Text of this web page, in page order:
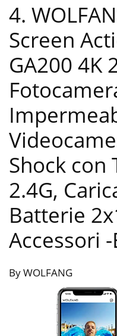
4.
Screen
GA200 4K
Shock con
2.4G,
Batterie
Accessori
By WOLFANG